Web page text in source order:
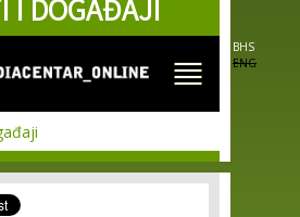
toI DOGAĐAJI
BHS
ENG